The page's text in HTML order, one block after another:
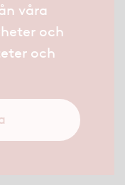
våra
och
och